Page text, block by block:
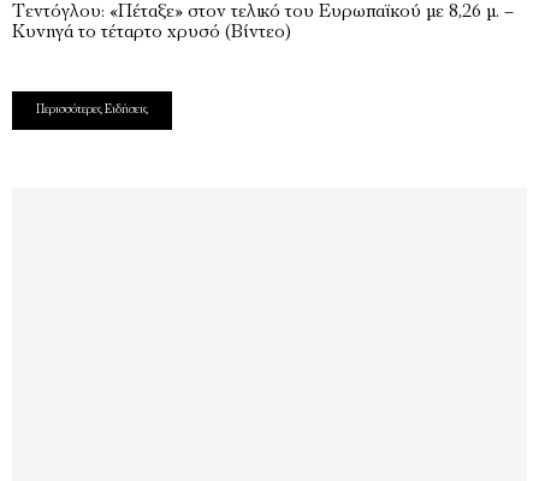
Τεντόγλου: «Πέταξε» στον τελικό του Ευρωπαϊκού με 8,26 μ. –
Κυνηγά το τέταρτο χρυσό (Βίντεο)
Περισσότερες Ειδήσεις